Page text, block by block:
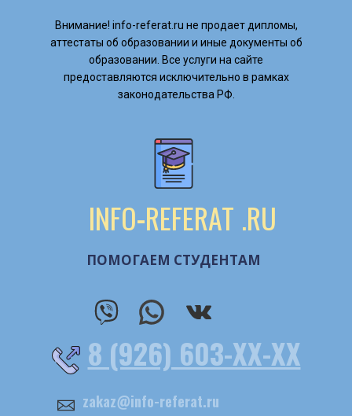
Внимание! ​info-referat.ru не продает дипломы,
аттестаты об образовании и иные документы об
образовании. Все услуги на сайте
предоставляются исключительно в рамках
законодательства РФ.
INFO-REFERAT .RU
ПОМОГАЕМ СТУДЕНТАМ
8 (926) 603-ХХ-ХХ
zakaz@info-referat.ru